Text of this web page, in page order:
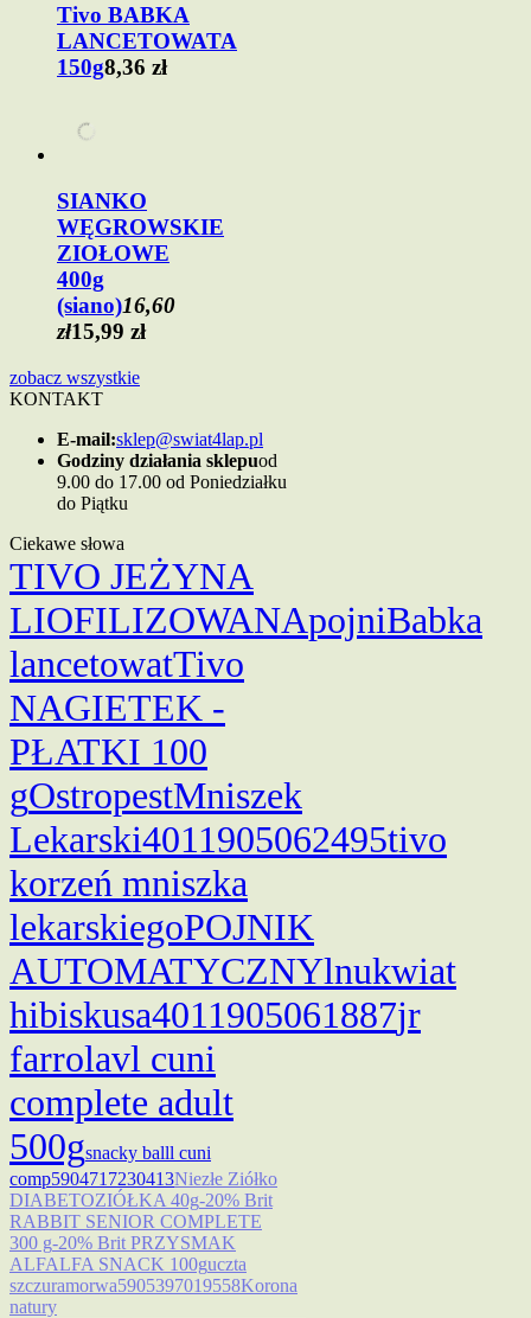
Tivo BABKA
LANCETOWATA
150g8,36 zł
SIANKO
WĘGROWSKIE
ZIOŁOWE
400g
(siano)16,60
zł15,99 zł
zobacz wszystkie
KONTAKT
E-mail:sklep@swiat4lap.pl
Godziny działania sklepuod
9.00 do 17.00 od Poniedziałku
do Piątku
Ciekawe słowa
TIVO JEŻYNA
LIOFILIZOWANApojniBabka
lancetowatTivo
NAGIETEK -
PŁATKI 100
gOstropestMniszek
Lekarski4011905062495tivo
korzeń mniszka
lekarskiegoPOJNIK
AUTOMATYCZNYlnukwiat
hibiskusa4011905061887jr
farrolavl cuni
complete adult
500gsnacky balll cuni
comp5904717230413Niezłe Ziółko
DIABETOZIÓŁKA 40g-20% Brit
RABBIT SENIOR COMPLETE
300 g-20% Brit PRZYSMAK
ALFALFA SNACK 100guczta
szczuramorwa5905397019558Korona
natury